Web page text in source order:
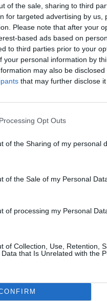
of the sale, sharing to third
for targeted advertising by
Please note that after your
based ads based on
to third parties prior to your
your personal information by
may also be
that may further disclose
Opt Outs
of the Sharing of my personal
of the Sale of my Personal
of processing my Personal
of Collection, Use, Retention,
that Is Unrelated with the
på fem baser runt
Umeå) och utgör en
utför uppdrag
runt, året om och
en ytbärgare.
norrtälje